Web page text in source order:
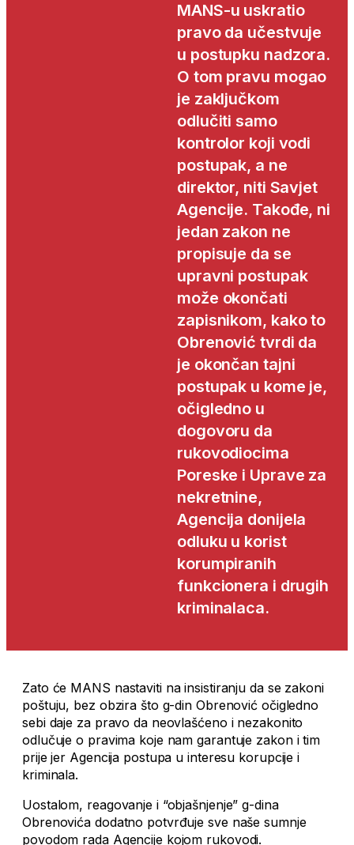
MANS-u uskratio
pravo da učestvuje
u postupku nadzora.
O tom pravu mogao
je zaključkom
odlučiti samo
kontrolor koji vodi
postupak, a ne
direktor, niti Savjet
Agencije. Takođe, ni
jedan zakon ne
propisuje da se
upravni postupak
može okončati
zapisnikom, kako to
Obrenović tvrdi da
je okončan tajni
postupak u kome je,
očigledno u
dogovoru da
rukovodiocima
Poreske i Uprave za
nekretnine,
Agencija donijela
odluku u korist
korumpiranih
funkcionera i drugih
kriminalaca.
Zato će MANS nastaviti na insistiranju da se zakoni
poštuju, bez obzira što g-din Obrenović očigledno
sebi daje za pravo da neovlašćeno i nezakonito
odlučuje o pravima koje nam garantuje zakon i tim
prije jer Agencija postupa u interesu korupcije i
kriminala.
Uostalom, reagovanje i “objašnjenje” g-dina
Obrenovića dodatno potvrđuje sve naše sumnje
povodom rada Agencije kojom rukovodi.